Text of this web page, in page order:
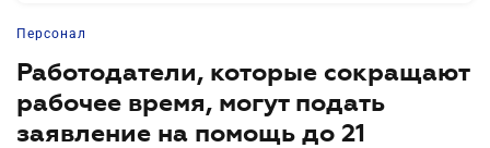
Персонал
Работодатели, которые сокращают
рабочее время, могут подать
заявление на помощь до 21